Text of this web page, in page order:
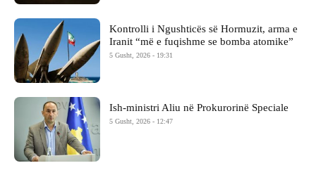
Kontrolli i Ngushticës së Hormuzit, arma e
Iranit “më e fuqishme se bomba atomike”
5 Gusht, 2026 - 19:31
Ish-ministri ​Aliu në Prokurorinë Speciale
5 Gusht, 2026 - 12:47